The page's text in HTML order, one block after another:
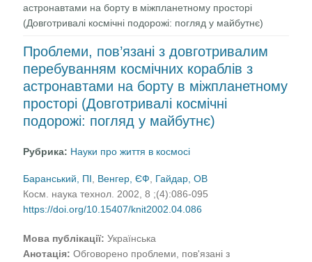
астронавтами на борту в міжпланетному просторі
(Довготривалі космічні подорожі: погляд у майбутнє)
Проблеми, пов’язані з довготривалим
перебуванням космічних кораблів з
астронавтами на борту в міжпланетному
просторі (Довготривалі космічні
подорожі: погляд у майбутнє)
Рубрика: Науки про життя в космосі
Баранський, ПI Венгер, ЄФ
Гайдар, ОВ
Косм. наука технол. 2002, 8 ;(4):086-095
https://doi.org/10.15407/knit2002.04.086
Мова публікації: Українська
Анотація:Обговорено проблеми, пов'язані з